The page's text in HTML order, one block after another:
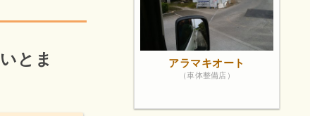
とま アラマキオート
（車体整備店）